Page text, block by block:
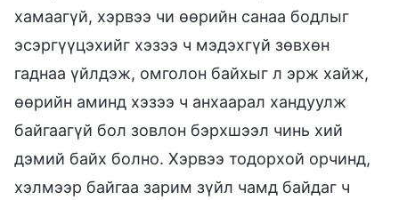
хамаагүй, хэрвээ чи өөрийн санаа бодлыг
эсэргүүцэхийг хэзээ ч мэдэхгүй зөвхөн
гаднаа үйлдэж, омголон байхыг л эрж хайж,
өөрийн аминд хэзээ ч анхаарал хандуулж
байгаагүй бол зовлон бэрхшээл чинь хий
дэмий байх болно. Хэрвээ тодорхой орчинд,
хэлмээр байгаа зарим зүйл чамд байдаг ч